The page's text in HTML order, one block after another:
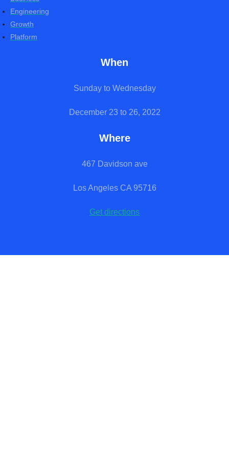
Engineering
Growth
Platform
When
Sunday to Wednesday
December 23 to 26, 2022
Where
467 Davidson ave
Los Angeles CA 95716
Get directions